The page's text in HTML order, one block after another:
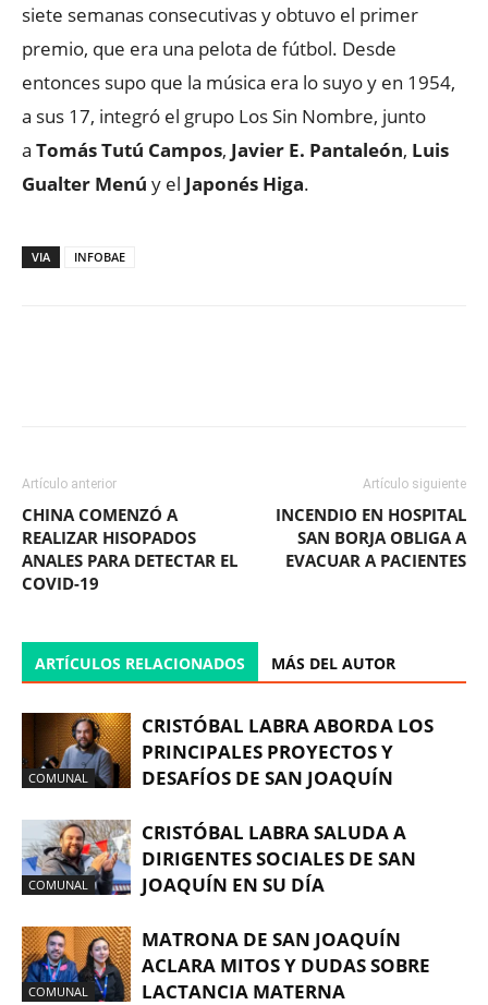
siete semanas consecutivas y obtuvo el primer
premio, que era una pelota de fútbol. Desde
entonces supo que la música era lo suyo y en 1954,
a sus 17, integró el grupo Los Sin Nombre, junto
a Tomás Tutú Campos, Javier E. Pantaleón, Luis
Gualter Menú y el Japonés Higa.
VIA INFOBAE
Artículo anterior
CHINA COMENZÓ A
REALIZAR HISOPADOS
ANALES PARA DETECTAR EL
COVID-19
Artículo siguiente
INCENDIO EN HOSPITAL
SAN BORJA OBLIGA A
EVACUAR A PACIENTES
ARTÍCULOS RELACIONADOS MÁS DEL AUTOR
COMUNAL
CRISTÓBAL LABRA ABORDA LOS
PRINCIPALES PROYECTOS Y
DESAFÍOS DE SAN JOAQUÍN
COMUNAL
CRISTÓBAL LABRA SALUDA A
DIRIGENTES SOCIALES DE SAN
JOAQUÍN EN SU DÍA
COMUNAL
MATRONA DE SAN JOAQUÍN
ACLARA MITOS Y DUDAS SOBRE
LACTANCIA MATERNA